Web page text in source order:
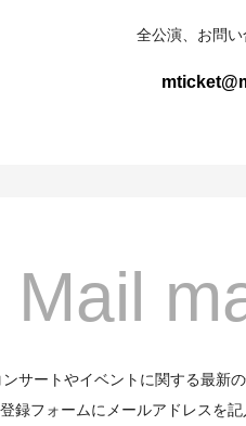
全公演、お問
Mail
サートやイベントに関する最新
録フォームにメールアドレスを